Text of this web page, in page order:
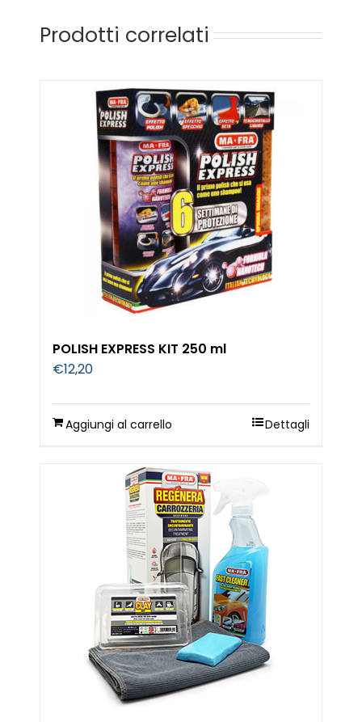
Prodotti correlati
POLISH EXPRESS KIT 250 ml
€12,20
Aggiungi al carrello Dettagli